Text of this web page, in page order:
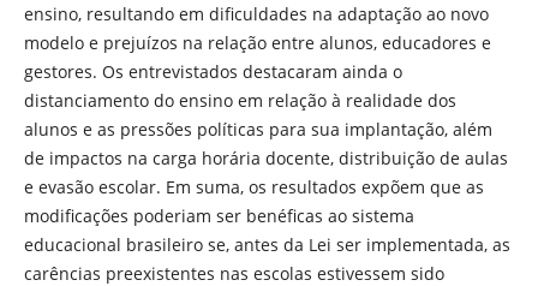
ensino, resultando em dificuldades na adaptação ao novo
modelo e prejuízos na relação entre alunos, educadores e
gestores. Os entrevistados destacaram ainda o
distanciamento do ensino em relação à realidade dos
alunos e as pressões políticas para sua implantação, além
de impactos na carga horária docente, distribuição de aulas
e evasão escolar. Em suma, os resultados expõem que as
modificações poderiam ser benéficas ao sistema
educacional brasileiro se, antes da Lei ser implementada, as
carências preexistentes nas escolas estivessem sido